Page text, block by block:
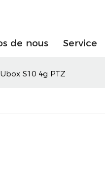
de nous Service
S10 4g PTZ